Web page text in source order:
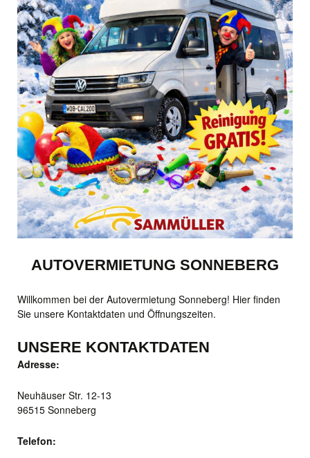
AUTOVERMIETUNG SONNEBERG
Willkommen bei der Autovermietung Sonneberg! Hier finden
Sie unsere Kontaktdaten und Öffnungszeiten.
UNSERE KONTAKTDATEN
Adresse:
Neuhäuser Str. 12-13
96515 Sonneberg
Telefon: